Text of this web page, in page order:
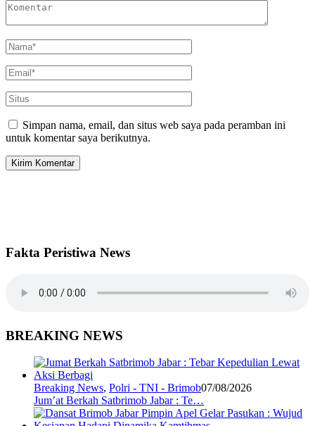
Simpan nama, email, dan situs web saya pada peramban ini
untuk komentar saya berikutnya.
Fakta Peristiwa News
BREAKING NEWS
Breaking News, Polri - TNI - Brimob07/08/2026
Jum’at Berkah Satbrimob Jabar : Te…